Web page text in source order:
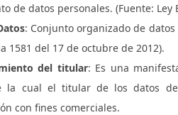
de datos personales. (Fuente:
: Conjunto organizado de
1581 del 17 de octubre de 2012).
del titular: Es una
la cual el titular de los datos
con fines comerciales.